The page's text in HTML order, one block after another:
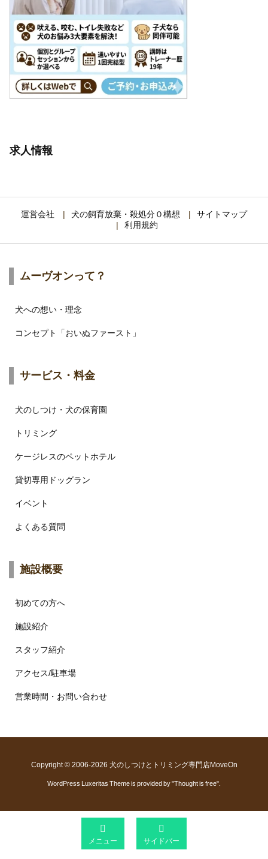
求人情報
運営会社 犬の飼育放棄・殺処分０構想
サイトマップ
利用規約
ムーヴオンって？
犬への想い・理念
コンセプト「おいぬファースト」
サービス・料金
犬のしつけ・犬の保育園
トリミング
ケージレスのペットホテル
貸切専用ドッグラン
イベント
よくある質問
施設概要
初めての方へ
施設紹介
スタッフ紹介
アクセス/駐車場
営業時間・お問い合わせ
Copyright © 2006-2026 犬のしつけとトリミング専門店MoveOn
WordPress Luxeritas Theme is provided by "Thought is free".

メニュー

サイドバー